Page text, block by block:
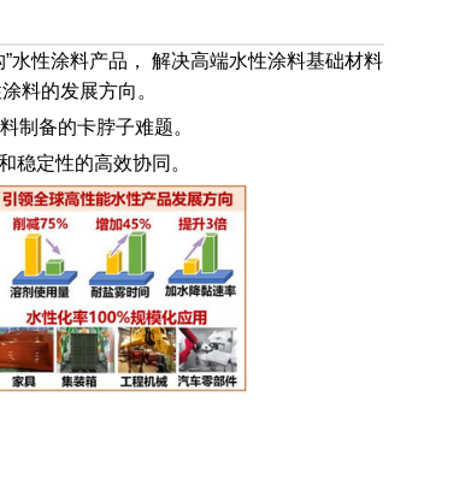
水性涂料产品， 解决高端水性涂料基础材料
料的发展方向。
制备的卡脖子难题。
稳定性的高效协同。